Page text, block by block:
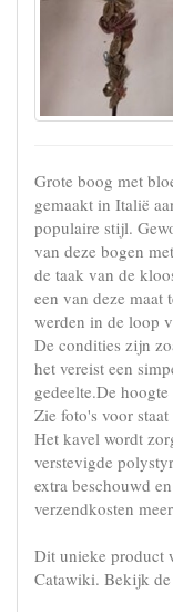
Grote boog met
gemaakt in Italië
populaire stijl.
van deze bogen
de taak van de
een van deze maat
werden in de loop
De condities zijn
het vereist een
gedeelte.De
Zie foto's voor
Het kavel wordt
verstevigde
extra beschouwd
verzendkosten
Dit unieke product
Catawiki. Bekijk de